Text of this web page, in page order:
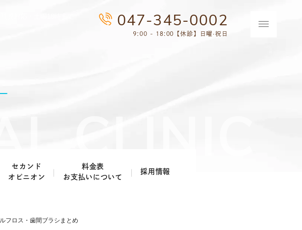
047-345-0002
9:00 - 18:00【休診】日曜·祝日
セカンド
オピニオン
料金表
お支払いについて
採用情報
フロス・歯間ブラシまとめ